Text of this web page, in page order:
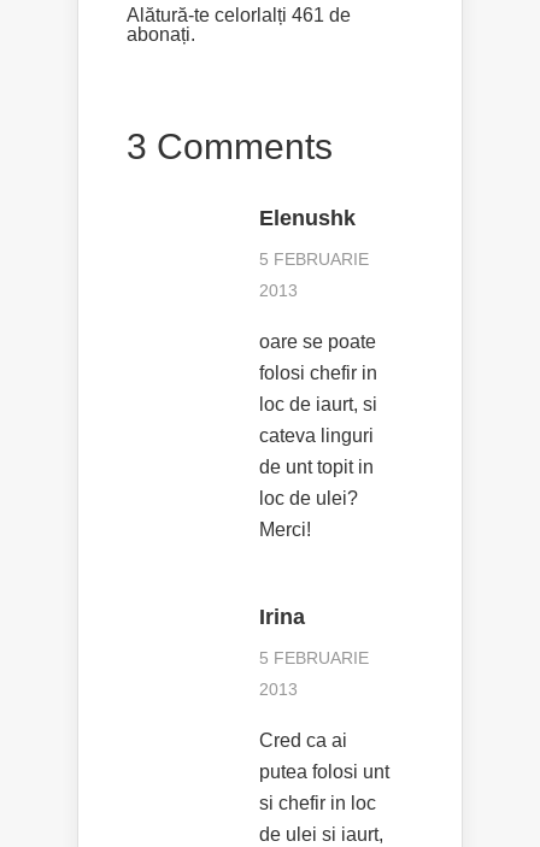
Alătură-te celorlalți 461 de
abonați.
3 Comments
Elenushk
5 FEBRUARIE
2013
oare se poate
folosi chefir in
loc de iaurt, si
cateva linguri
de unt topit in
loc de ulei?
Merci!
Irina
5 FEBRUARIE
2013
Cred ca ai
putea folosi unt
si chefir in loc
de ulei si iaurt,